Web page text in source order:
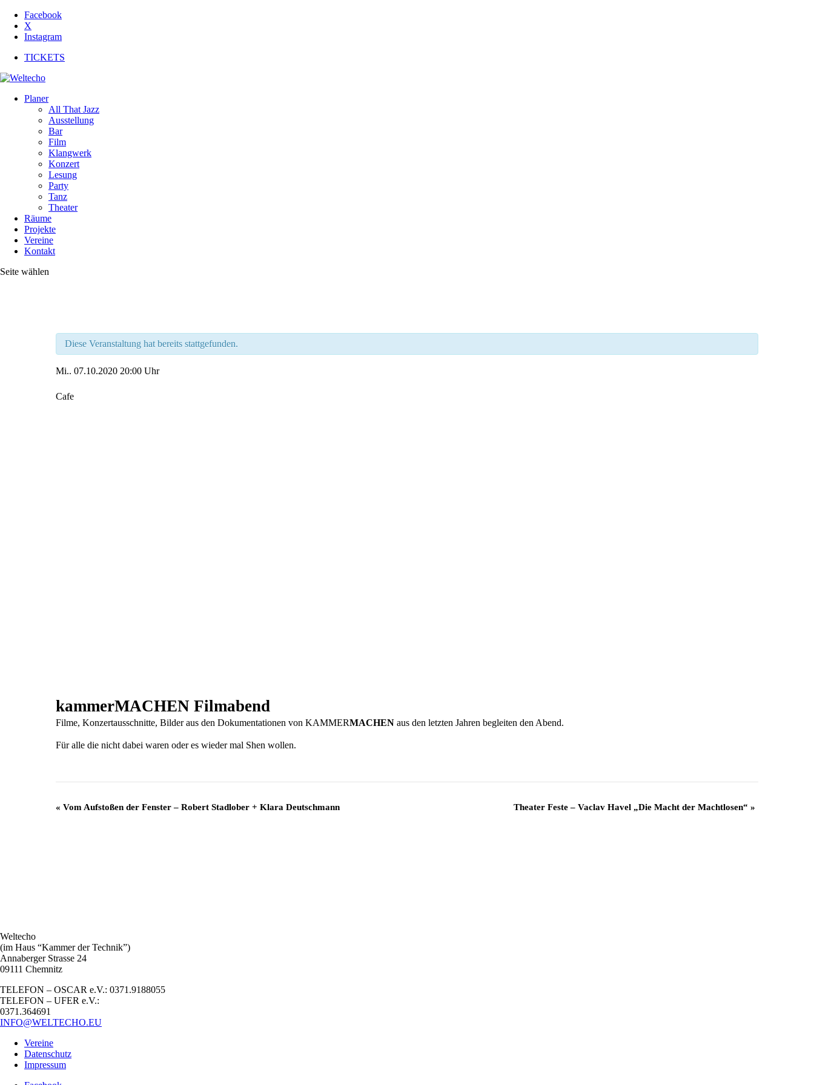
Facebook
X
Instagram
TICKETS
Planer
All That Jazz
Ausstellung
Bar
Film
Klangwerk
Konzert
Lesung
Party
Tanz
Theater
Räume
Projekte
Vereine
Kontakt
Seite wählen
Diese Veranstaltung hat bereits stattgefunden.
Mi.. 07.10.2020 20:00 Uhr
Cafe
kammerMACHEN Filmabend
Filme, Konzertausschnitte, Bilder aus den Dokumentationen von KAMMERMACHEN aus den letzten Jahren begleiten den Abend.
Für alle die nicht dabei waren oder es wieder mal Shen wollen.
Veranstaltung
« Vom Aufstoßen der Fenster – Robert Stadlober + Klara Deutschmann Theater Feste – Vaclav Havel „Die Macht der Machtlosen“ »
Weltecho
(im Haus “Kammer der Technik”)
Annaberger Strasse 24
09111 Chemnitz
TELEFON – OSCAR e.V.: 0371.9188055
TELEFON – UFER e.V.:
0371.364691
INFO@WELTECHO.EU
Vereine
Datenschutz
Impressum